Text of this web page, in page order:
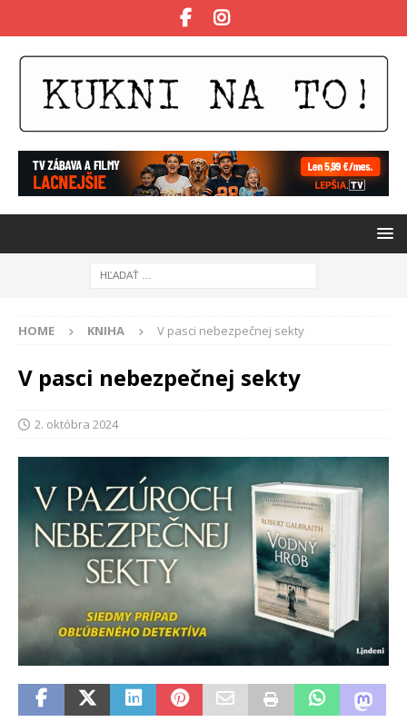
HOME KNIHA V pasci nebezpečnej sekty
V pasci nebezpečnej sekty
2. októbra 2024